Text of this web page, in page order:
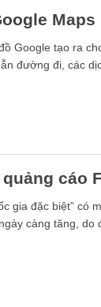
Maps
Google tạo ra
đường đi, các
cáo
gia đặc biệt” có
càng tăng, do